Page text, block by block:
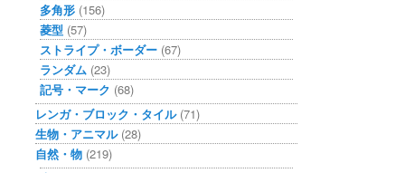
多角形 (156)
菱型 (57)
ストライプ・ボーダー (67)
ランダム (23)
記号・マーク (68)
レンガ・ブロック・タイル(71)
生物・アニマル(28)
自然・物 (219)